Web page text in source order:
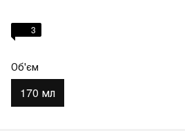
3
Об'єм
170 мл